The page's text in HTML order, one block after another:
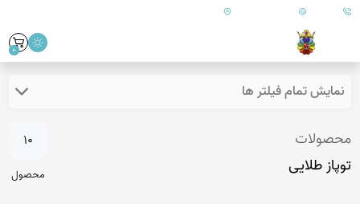
09179890157 ایران - فارس - کازرون
0
نمایش تمام فیلتر ها
محصولات
توپاز طلایی
10
محصول